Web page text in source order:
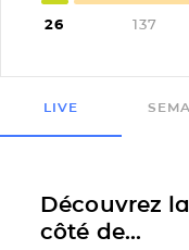
26 137
LIVE
Découvrez
côté de...